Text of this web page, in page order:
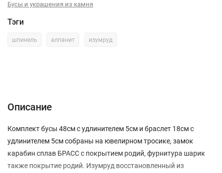
Бусы и украшения из камня
Тэги
шпинель алпанит изумруд
Описание
Комплект бусы 48см с удлинителем 5см и браслет 18см с
удлинителем 5см собраны на ювелирном тросике, замок
карабин сплав БРАСС с покрытием родий, фурнитура шарик
также покрытие родий. Изумруд восстановленный из